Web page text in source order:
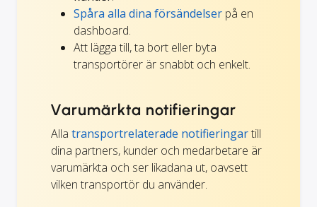
Spåra alla dina försändelser på en
dashboard.
Att lägga till, ta bort eller byta
transportörer är snabbt och enkelt.
Varumärkta notifieringar
Alla transportrelaterade notifieringartill
dina partners, kunder och medarbetare är
varumärkta och ser likadana ut, oavsett
vilken transportör du använder.